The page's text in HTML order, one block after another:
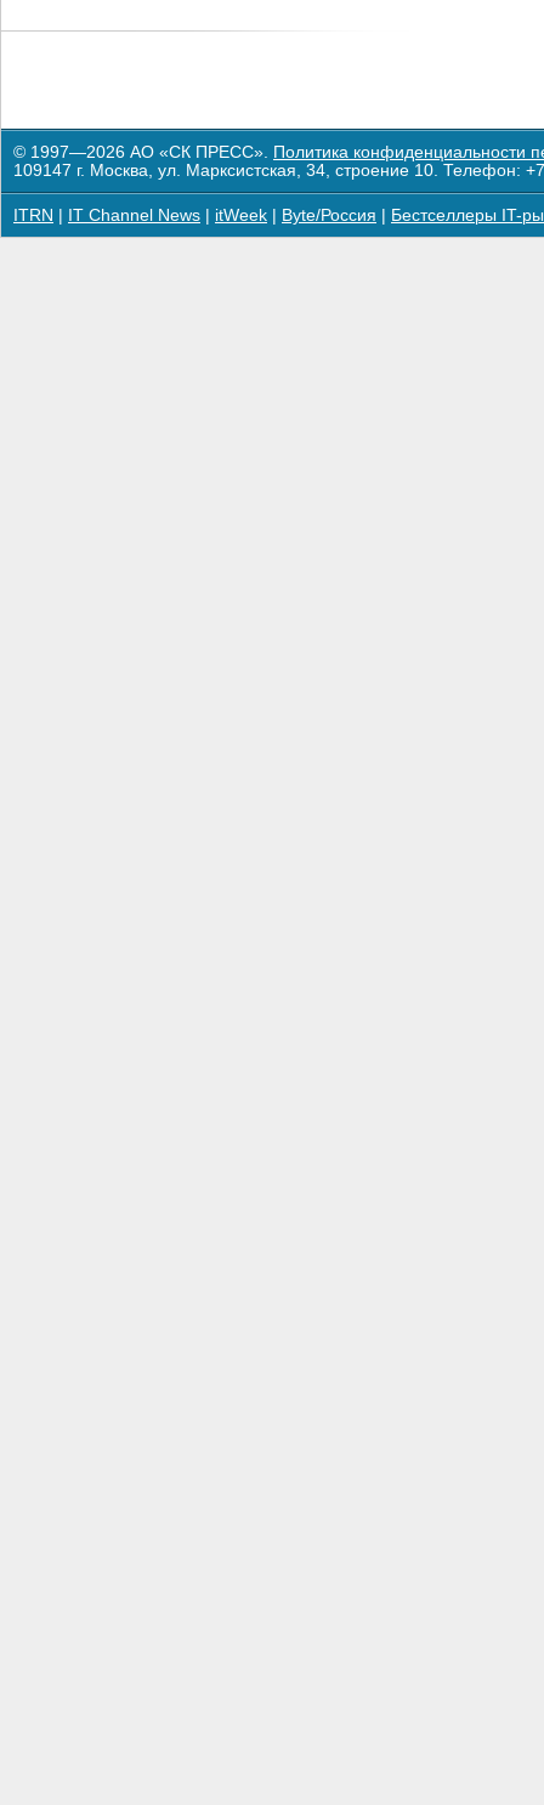
© 1997—2026 АО «СК ПРЕСС». Политика конфиденциальности
109147 г. Москва, ул. Марксистская, 34, строение 10. Телефон:
ITRN IT Channel News itWeek Byte/Россия Бестселлеры IT-